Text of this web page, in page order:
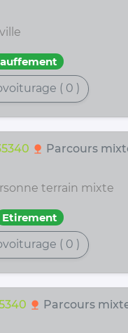
( 0 )
nature Parcours
terrain mixte
Etirement
( 0 )
nature Parcours